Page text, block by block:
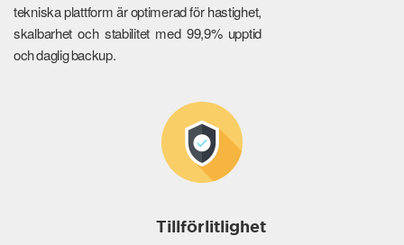
tekniska plattform är optimerad för hastighet,
skalbarhet och stabilitet med 99,9% upptid
och daglig backup.
Tillförlitlighet